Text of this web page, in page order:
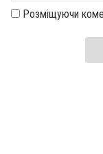
Розміщуючи